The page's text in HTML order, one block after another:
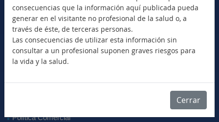
Nuevos Productos
Marca Comercial
Principio Activo
Clase Terapéutica
Bioequivalentes
Descargar Vademécum
Política Comercial
consecuencias que la información aquí publicada pueda
generar en el visitante no profesional de la salud o, a
través de éste, de terceras personas.
Las consecuencias de utilizar esta información sin
consultar a un profesional suponen graves riesgos para
la vida y la salud.
Cerrar